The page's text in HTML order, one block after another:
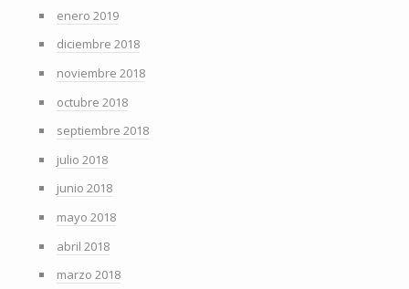
enero 2019
diciembre 2018
noviembre 2018
octubre 2018
septiembre 2018
julio 2018
junio 2018
mayo 2018
abril 2018
marzo 2018